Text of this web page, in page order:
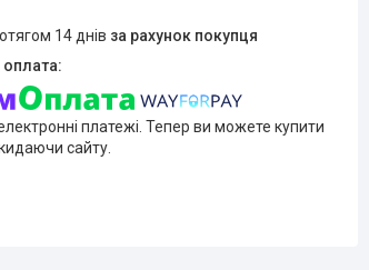
14 днів за рахунок покупця
платежі. Тепер ви можете купити
сайту.